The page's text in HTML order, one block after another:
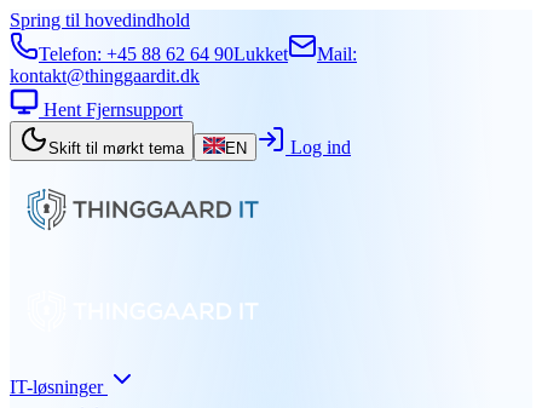
Spring til hovedindhold
Telefon: +45 88 62 64 90Lukket
Mail:
kontakt@thinggaardit.dk
Hent Fjernsupport
Skift til mørkt tema EN Log ind
IT-løsninger